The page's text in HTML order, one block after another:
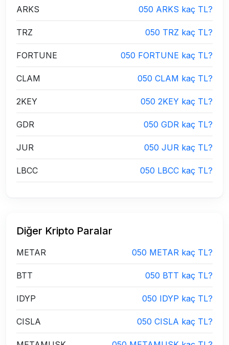
ARKS 050 ARKS kaç TL?
TRZ 050 TRZ kaç TL?
FORTUNE 050 FORTUNE kaç TL?
CLAM 050 CLAM kaç TL?
2KEY 050 2KEY kaç TL?
GDR 050 GDR kaç TL?
JUR 050 JUR kaç TL?
LBCC 050 LBCC kaç TL?
Diğer Kripto Paralar
METAR 050 METAR kaç TL?
BTT 050 BTT kaç TL?
IDYP 050 IDYP kaç TL?
CISLA 050 CISLA kaç TL?